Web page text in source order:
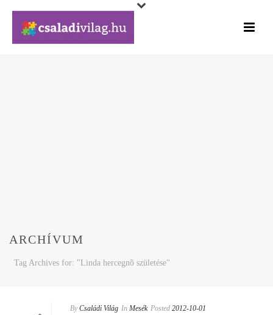
ARCHÍVUM
Tag Archives for: "Linda hercegnõ születése"
By Családi Világ In Mesék Posted 2012-10-01